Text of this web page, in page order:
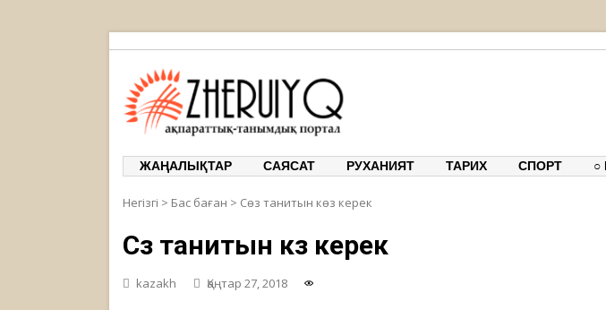
ЖАҢАЛЫҚТАР САЯСАТ РУХАНИЯТ ТАРИХ СПОРТ ○
Негізгі > Бас баған > Сөз танитын көз керек
Сөз танитын көз керек
kazakh Қаңтар 27, 2018